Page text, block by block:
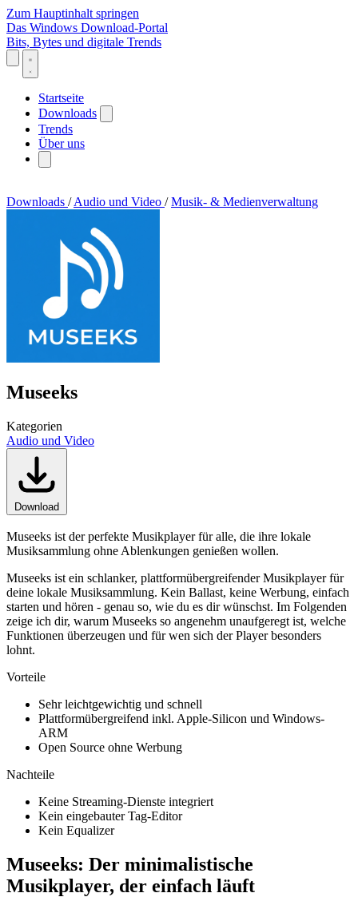
Zum Hauptinhalt springen
Das Windows Download-Portal
Bits, Bytes und digitale Trends
Startseite
Downloads
Trends
Über uns
Downloads / Audio und Video / Musik- & Medienverwaltung
Museeks
Kategorien
Audio und Video
Download
Museeks ist der perfekte Musikplayer für alle, die ihre lokale
Musiksammlung ohne Ablenkungen genießen wollen.
Museeks ist ein schlanker, plattformübergreifender Musikplayer für
deine lokale Musiksammlung. Kein Ballast, keine Werbung, einfach
starten und hören - genau so, wie du es dir wünschst. Im Folgenden
zeige ich dir, warum Museeks so angenehm unaufgeregt ist, welche
Funktionen überzeugen und für wen sich der Player besonders
lohnt.
Vorteile
Sehr leichtgewichtig und schnell
Plattformübergreifend inkl. Apple-Silicon und Windows-
ARM
Open Source ohne Werbung
Nachteile
Keine Streaming-Dienste integriert
Kein eingebauter Tag-Editor
Kein Equalizer
Museeks: Der minimalistische
Musikplayer, der einfach läuft